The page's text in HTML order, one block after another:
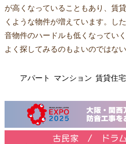
が高くなっていることもあり、賃
くような物件が増えています。し
音物件のハードルも低くなってい
よく探してみるのもよいのではない
アパート マンション 賃貸住宅